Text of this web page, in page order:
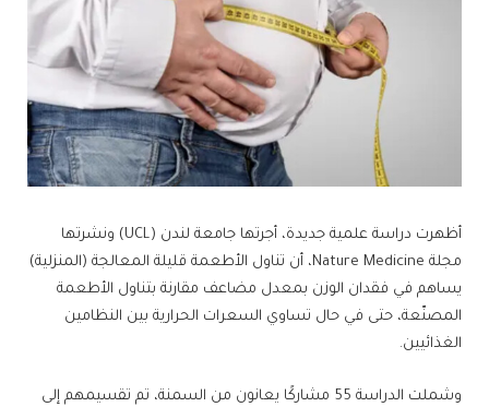
أظهرت دراسة علمية جديدة، أجرتها جامعة لندن (UCL) ونشرتها
مجلة Nature Medicine، أن تناول الأطعمة قليلة المعالجة (المنزلية)
يساهم في فقدان الوزن بمعدل مضاعف مقارنة بتناول الأطعمة
المصنّعة، حتى في حال تساوي السعرات الحرارية بين النظامين
الغذائيين.
وشملت الدراسة 55 مشاركًا يعانون من السمنة، تم تقسيمهم إلى